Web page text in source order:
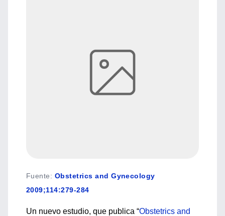
Fuente: Obstetrics and Gynecology
2009;114:279-284
Un nuevo estudio, que publica “Obstetrics and